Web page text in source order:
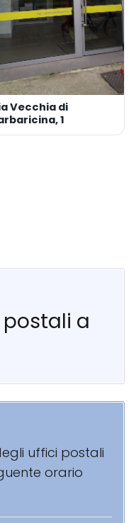
Vecchia di
1
a
uffici postali
orario